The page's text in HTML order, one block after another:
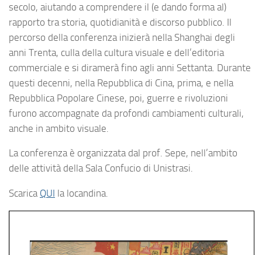
secolo, aiutando a comprendere il (e dando forma al)
rapporto tra storia, quotidianità e discorso pubblico. Il
percorso della conferenza inizierà nella Shanghai degli
anni Trenta, culla della cultura visuale e dell’editoria
commerciale e si diramerà fino agli anni Settanta. Durante
questi decenni, nella Repubblica di Cina, prima, e nella
Repubblica Popolare Cinese, poi, guerre e rivoluzioni
furono accompagnate da profondi cambiamenti culturali,
anche in ambito visuale.
La conferenza è organizzata dal prof. Sepe, nell’ambito
delle attività della Sala Confucio di Unistrasi.
Scarica QUI la locandina.